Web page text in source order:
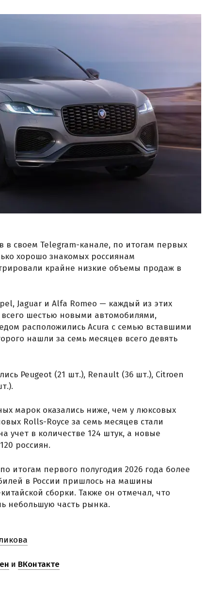
в своем Telegram-канале, по итогам первых
хорошо знакомых россиянам
крайне низкие объемы продаж в
Jaguar и Alfa Romeo — каждый из этих
шестью новыми автомобилями,
расположились Acura с семью вставшими
нашли за семь месяцев всего девять
Peugeot (21 шт.), Renault (36 шт.), Citroen
марок оказались ниже, чем у люксовых
Rolls-Royce за семь месяцев стали
учет в количестве 124 штук, а новые
россиян.
итогам первого полугодия 2026 года более
в России пришлось на машины
сборки. Также он отмечал, что
небольшую часть рынка.
и ВКонтакте